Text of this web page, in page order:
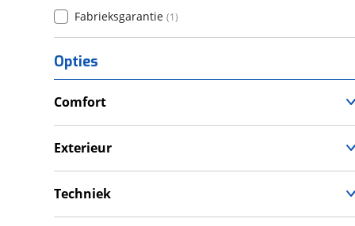
Fabrieksgarantie (1)
Opties
Comfort
Verwarmde leefruimte
Exterieur
Techniek